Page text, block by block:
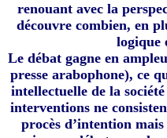
renouant avec la
découvre combien, en
logique
Le débat gagne en
presse arabophone), ce
intellectuelle de la
interventions ne
procès d’intention